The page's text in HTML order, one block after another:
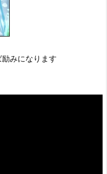
みになります